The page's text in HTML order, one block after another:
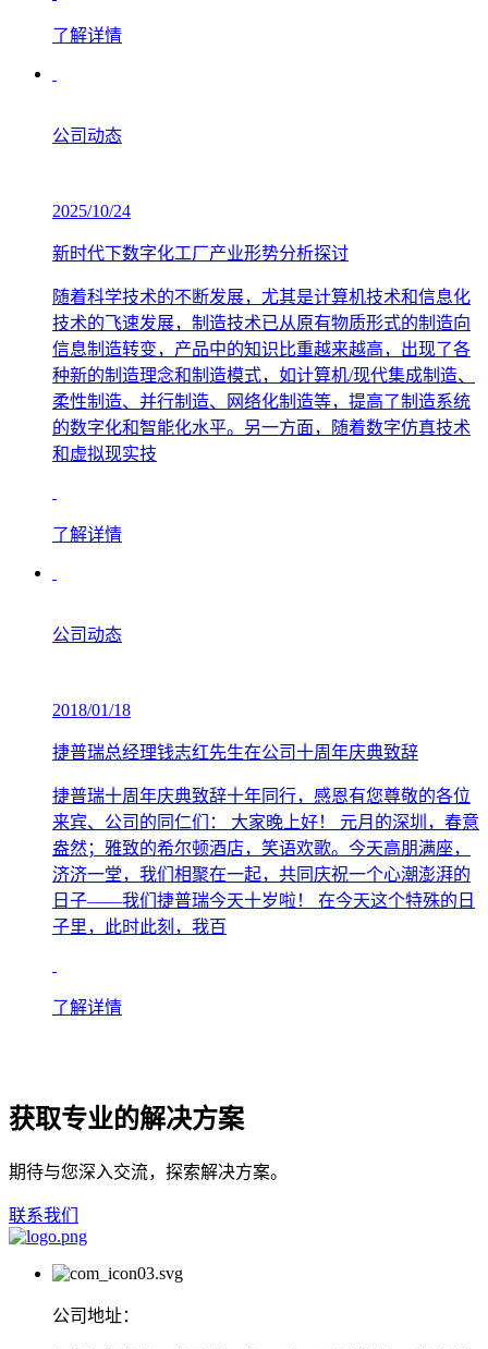
了解详情
公司动态
2025/10/24
新时代下数字化工厂产业形势分析探讨
随着科学技术的不断发展，尤其是计算机技术和信息化
技术的飞速发展，制造技术已从原有物质形式的制造向
信息制造转变，产品中的知识比重越来越高，出现了各
种新的制造理念和制造模式，如计算机/现代集成制造、
柔性制造、并行制造、网络化制造等，提高了制造系统
的数字化和智能化水平。另一方面，随着数字仿真技术
和虚拟现实技
了解详情
公司动态
2018/01/18
捷普瑞总经理钱志红先生在公司十周年庆典致辞
捷普瑞十周年庆典致辞十年同行，感恩有您尊敬的各位
来宾、公司的同仁们： 大家晚上好！ 元月的深圳，春意
盎然；雅致的希尔顿酒店，笑语欢歌。今天高朋满座，
济济一堂，我们相聚在一起，共同庆祝一个心潮澎湃的
日子――我们捷普瑞今天十岁啦！ 在今天这个特殊的日
子里，此时此刻，我百
了解详情
获取专业的解决方案
期待与您深入交流，探索解决方案。
联系我们
公司地址：